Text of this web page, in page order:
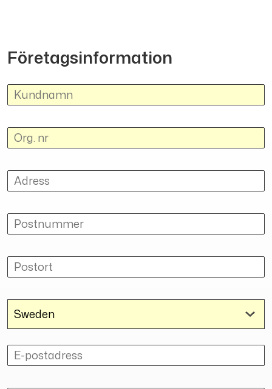
Företagsinformation